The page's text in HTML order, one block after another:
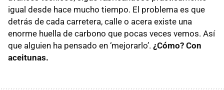
igual desde hace mucho tiempo. El problema es que
detrás de cada carretera, calle o acera existe una
enorme huella de carbono que pocas veces vemos. Así
que alguien ha pensado en ‘mejorarlo’. ¿Cómo? Con
aceitunas.